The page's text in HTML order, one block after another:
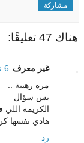
مشاركة
هناك 47 تعليقًا:
غير معرف 6 نوفمبر 2011 في 3:09 ص
مره رهيبة ..
بس سؤال
الكريمه
هادي نفسها
رد